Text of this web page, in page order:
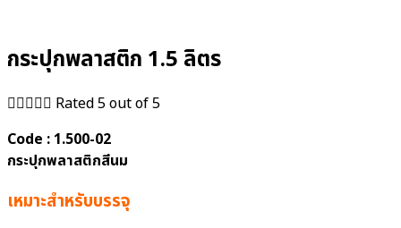
กระปุกพลาสติก 1.5 ลิตร
 Rated 5 out of 5
Code : 1.500-02
กระปุกพลาสติกสีนม
เหมาะสำหรับบรรจุ